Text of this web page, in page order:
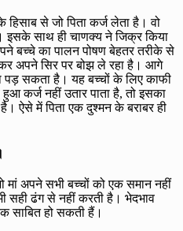
से जो पिता कर्ज लेता है। वो
इसके साथ ही चाणक्य ने जिक्र किया
बच्चे का पालन पोषण बेहतर तरीके से
अपने सिर पर बोझ ले रहा है। आगे
सकता है। यह बच्चों के लिए काफी
हुआ कर्ज नहीं उतार पाता है, तो इसका
ऐसे में पिता एक दुश्मन के बराबर ही
मां अपने सभी बच्चों को एक समान नहीं
सही ढंग से नहीं करती है। भेदभाव
साबित हो सकती हैं।